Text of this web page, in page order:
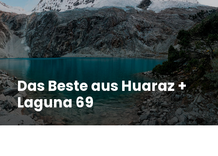
Das Beste aus Huaraz +
Laguna 69